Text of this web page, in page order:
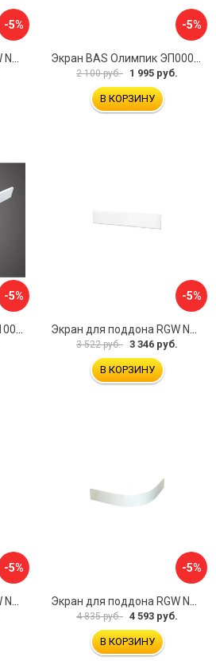
-5% -5%
2 100 руб. 1 995 руб.
В КОРЗИНУ
-5%
Панель WeltWasser SKS100-WT 10000004396
-5%
Экран для поддона RGW NG-21 03231480-01
3 522 руб. 3 346 руб.
В КОРЗИНУ
-5% -5%
4 835 руб. 4 593 руб.
В КОРЗИНУ